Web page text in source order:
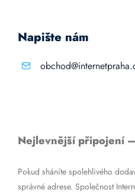
Napište nám
Nejlevnější připojení
Pokud sháníte spolehlivého
správné adrese. Společnost